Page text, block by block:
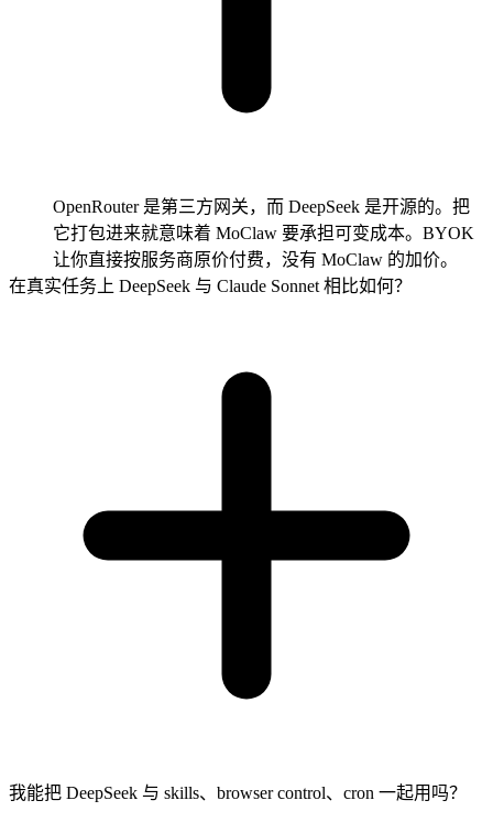
OpenRouter 是第三方网关，而 DeepSeek 是开源的。把
它打包进来就意味着 MoClaw 要承担可变成本。BYOK
让你直接按服务商原价付费，没有 MoClaw 的加价。
在真实任务上 DeepSeek 与 Claude Sonnet 相比如何？
我能把 DeepSeek 与 skills、browser control、cron 一起用吗？